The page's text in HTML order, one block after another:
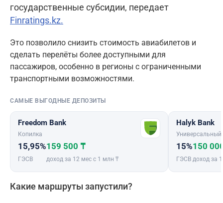
государственные субсидии, передает
Finratings.kz.
Это позволило снизить стоимость авиабилетов и
сделать перелёты более доступными для
пассажиров, особенно в регионы с ограниченными
транспортными возможностями.
САМЫЕ ВЫГОДНЫЕ ДЕПОЗИТЫ
Freedom Bank
Копилка
15,95%
ГЭСВ
159 500 ₸
доход за 12 мес с 1 млн ₸
Halyk Bank
Универсальный
15%
ГЭСВ
150
доход за
Какие маршруты запустили?